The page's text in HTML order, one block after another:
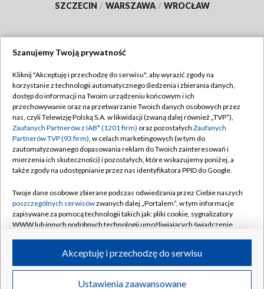
SZCZECIN / WARSZAWA / WROCŁAW
TVP
Abonament TVP
Emisja w TVP
Centrum informacji TVP
Naziemna Telewizja Cyfrowa
Rada Programowa
System NOS
Informacje o nadawcy
Program dla prasy
Regulamin TVP
Polityka prywatności
Moje zgody
Pomoc
Kontakt
Kanały
©2026 Telewizja Polska S.A. w likwidacji
Szanujemy Twoją prywatność
Kliknij "Akceptuję i przechodzę do serwisu", aby wyrazić zgody na
korzystanie z technologii automatycznego śledzenia i zbierania danych,
dostęp do informacji na Twoim urządzeniu końcowym i ich
przechowywanie oraz na przetwarzanie Twoich danych osobowych przez
nas, czyli Telewizję Polską S.A. w likwidacji (zwaną dalej również „TVP”),
Zaufanych Partnerów z IAB* (1201 firm) oraz pozostałych Zaufanych
Partnerów TVP (93 firm), w celach marketingowych (w tym do
zautomatyzowanego dopasowania reklam do Twoich zainteresowań i
mierzenia ich skuteczności) i pozostałych, które wskazujemy poniżej, a
także zgody na udostępnianie przez nas identyfikatora PPID do Google.
Twoje dane osobowe zbierane podczas odwiedzania przez Ciebie naszych
poszczególnych serwisówzwanych dalej „Portalem”, w tym informacje
zapisywane za pomocą technologii takich jak: pliki cookie, sygnalizatory
WWW lub innych podobnych technologii umożliwiających świadczenie
ruchu w Internecie.
Twoje dane osobowe zbierane podczas odwiedzania przez Ciebie
Ustawienia zaawansowane
Akceptuję i przechodzę do serwisu